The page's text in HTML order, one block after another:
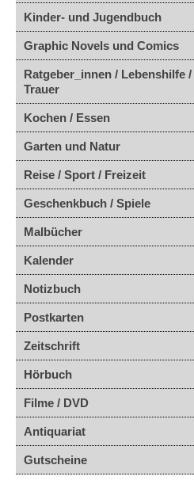
Kinder- und Jugendbuch
Graphic Novels und Comics
Ratgeber_innen / Lebenshilfe /
Trauer
Kochen / Essen
Garten und Natur
Reise / Sport / Freizeit
Geschenkbuch / Spiele
Malbücher
Kalender
Notizbuch
Postkarten
Zeitschrift
Hörbuch
Filme / DVD
Antiquariat
Gutscheine